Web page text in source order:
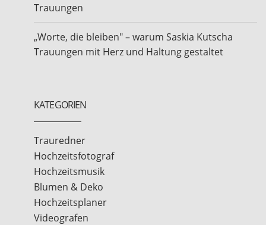
Trauungen
„Worte, die bleiben" – warum Saskia Kutscha
Trauungen mit Herz und Haltung gestaltet
KATEGORIEN
Trauredner
Hochzeitsfotograf
Hochzeitsmusik
Blumen & Deko
Hochzeitsplaner
Videografen